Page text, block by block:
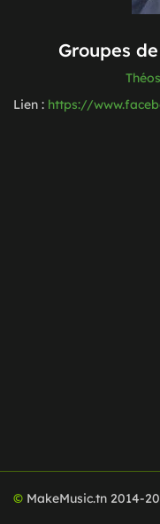
Groupes de
Lien : https://
© MakeMusic.tn 2014-